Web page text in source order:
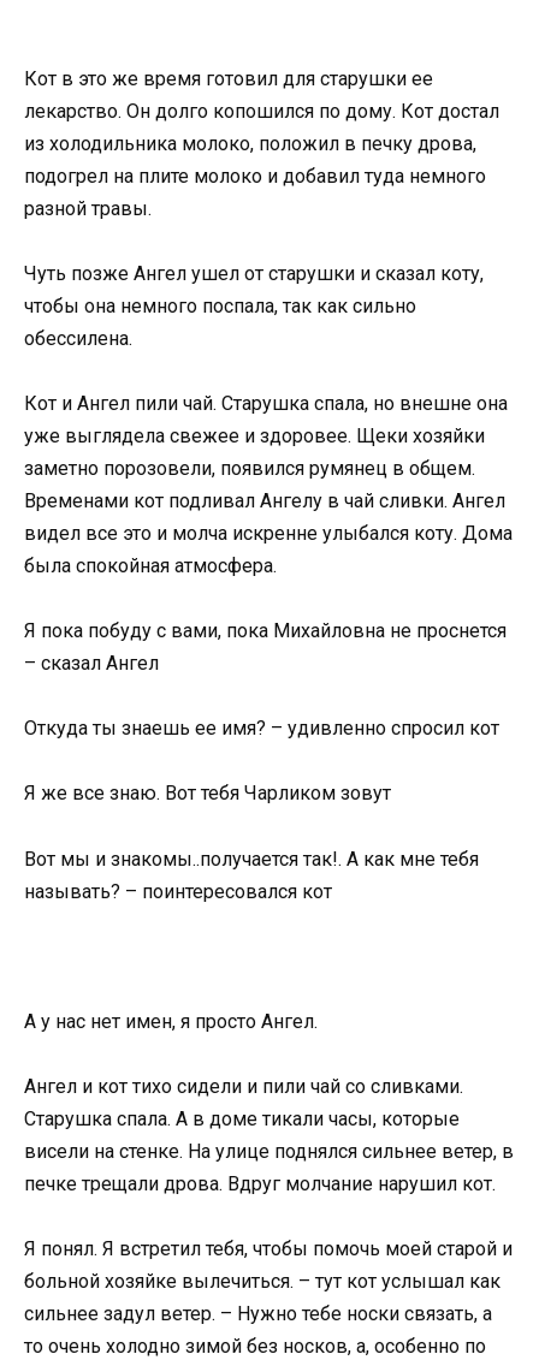
Кот в это же время готовил для старушки ее
лекарство. Он долго копошился по дому. Кот достал
из холодильника молоко, положил в печку дрова,
подогрел на плите молоко и добавил туда немного
разной травы.
Чуть позже Ангел ушел от старушки и сказал коту,
чтобы она немного поспала, так как сильно
обессилена.
Кот и Ангел пили чай. Старушка спала, но внешне она
уже выглядела свежее и здоровее. Щеки хозяйки
заметно порозовели, появился румянец в общем.
Временами кот подливал Ангелу в чай сливки. Ангел
видел все это и молча искренне улыбался коту. Дома
была спокойная атмосфера.
Я пока побуду с вами, пока Михайловна не проснется
– сказал Ангел
Откуда ты знаешь ее имя? – удивленно спросил кот
Я же все знаю. Вот тебя Чарликом зовут
Вот мы и знакомы..получается так!. А как мне тебя
называть? – поинтересовался кот
А у нас нет имен, я просто Ангел.
Ангел и кот тихо сидели и пили чай со сливками.
Старушка спала. А в доме тикали часы, которые
висели на стенке. На улице поднялся сильнее ветер, в
печке трещали дрова. Вдруг молчание нарушил кот.
Я понял. Я встретил тебя, чтобы помочь моей старой и
больной хозяйке вылечиться. – тут кот услышал как
сильнее задул ветер. – Нужно тебе носки связать, а
то очень холодно зимой без носков, а, особенно по